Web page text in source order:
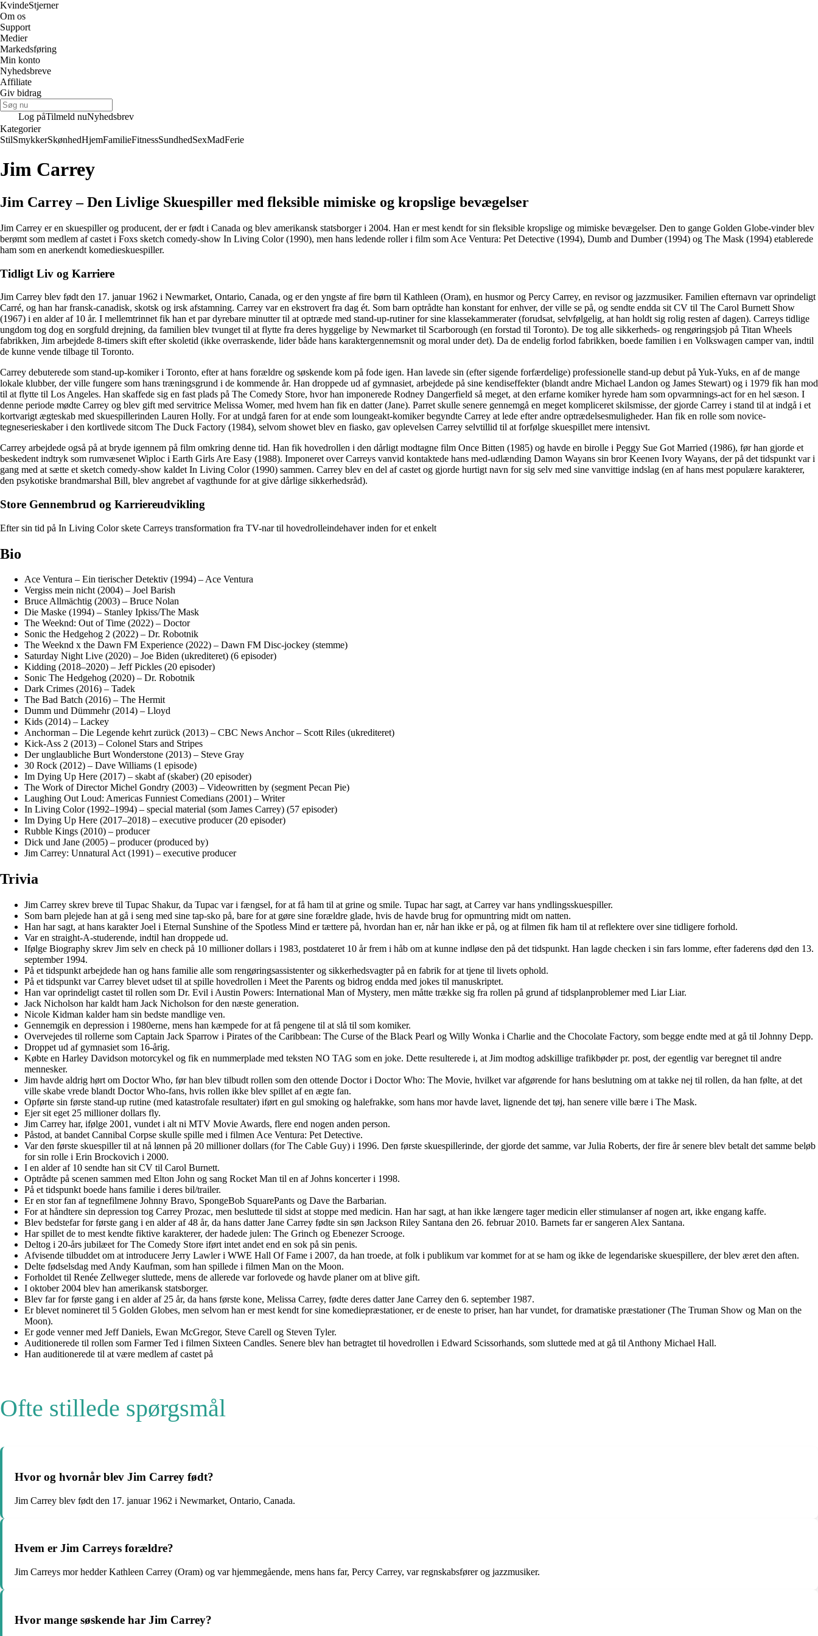
KvindeStjerner
Om os
Support
Medier
Markedsføring
Min konto
Nyhedsbreve
Affiliate
Giv bidrag
Log påTilmeld nuNyhedsbrev
Kategorier
StilSmykkerSkønhedHjemFamilieFitnessSundhedSexMadFerie
Jim Carrey
Jim Carrey – Den Livlige Skuespiller med fleksible mimiske og kropslige bevægelser
Jim Carrey er en skuespiller og producent, der er født i Canada og blev amerikansk statsborger i 2004. Han er mest kendt for sin fleksible kropslige og mimiske bevægelser. Den to gange Golden Globe-vinder blev
berømt som medlem af castet i Foxs sketch comedy-show In Living Color (1990), men hans ledende roller i film som Ace Ventura: Pet Detective (1994), Dumb and Dumber (1994) og The Mask (1994) etablerede
ham som en anerkendt komedieskuespiller.
Tidligt Liv og Karriere
Jim Carrey blev født den 17. januar 1962 i Newmarket, Ontario, Canada, og er den yngste af fire børn til Kathleen (Oram), en husmor og Percy Carrey, en revisor og jazzmusiker. Familien efternavn var oprindeligt
Carré, og han har fransk-canadisk, skotsk og irsk afstamning. Carrey var en ekstrovert fra dag ét. Som barn optrådte han konstant for enhver, der ville se på, og sendte endda sit CV til The Carol Burnett Show
(1967) i en alder af 10 år. I mellemtrinnet fik han et par dyrebare minutter til at optræde med stand-up-rutiner for sine klassekammerater (forudsat, selvfølgelig, at han holdt sig rolig resten af dagen). Carreys tidlige
ungdom tog dog en sorgfuld drejning, da familien blev tvunget til at flytte fra deres hyggelige by Newmarket til Scarborough (en forstad til Toronto). De tog alle sikkerheds- og rengøringsjob på Titan Wheels
fabrikken, Jim arbejdede 8-timers skift efter skoletid (ikke overraskende, lider både hans karaktergennemsnit og moral under det). Da de endelig forlod fabrikken, boede familien i en Volkswagen camper van, indtil
de kunne vende tilbage til Toronto.
Carrey debuterede som stand-up-komiker i Toronto, efter at hans forældre og søskende kom på fode igen. Han lavede sin (efter sigende forfærdelige) professionelle stand-up debut på Yuk-Yuks, en af de mange
lokale klubber, der ville fungere som hans træningsgrund i de kommende år. Han droppede ud af gymnasiet, arbejdede på sine kendiseffekter (blandt andre Michael Landon og James Stewart) og i 1979 fik han mod
til at flytte til Los Angeles. Han skaffede sig en fast plads på The Comedy Store, hvor han imponerede Rodney Dangerfield så meget, at den erfarne komiker hyrede ham som opvarmnings-act for en hel sæson. I
denne periode mødte Carrey og blev gift med servitrice Melissa Womer, med hvem han fik en datter (Jane). Parret skulle senere gennemgå en meget kompliceret skilsmisse, der gjorde Carrey i stand til at indgå i et
kortvarigt ægteskab med skuespillerinden Lauren Holly. For at undgå faren for at ende som loungeakt-komiker begyndte Carrey at lede efter andre optrædelsesmuligheder. Han fik en rolle som novice-
tegneserieskaber i den kortlivede sitcom The Duck Factory (1984), selvom showet blev en fiasko, gav oplevelsen Carrey selvtillid til at forfølge skuespillet mere intensivt.
Carrey arbejdede også på at bryde igennem på film omkring denne tid. Han fik hovedrollen i den dårligt modtagne film Once Bitten (1985) og havde en birolle i Peggy Sue Got Married (1986), før han gjorde et
beskedent indtryk som rumvæsenet Wiploc i Earth Girls Are Easy (1988). Imponeret over Carreys vanvid kontaktede hans med-udlænding Damon Wayans sin bror Keenen Ivory Wayans, der på det tidspunkt var i
gang med at sætte et sketch comedy-show kaldet In Living Color (1990) sammen. Carrey blev en del af castet og gjorde hurtigt navn for sig selv med sine vanvittige indslag (en af hans mest populære karakterer,
den psykotiske brandmarshal Bill, blev angrebet af vagthunde for at give dårlige sikkerhedsråd).
Store Gennembrud og Karriereudvikling
Efter sin tid på In Living Color skete Carreys transformation fra TV-nar til hovedrolleindehaver inden for et enkelt
Bio
Ace Ventura – Ein tierischer Detektiv (1994) – Ace Ventura
Vergiss mein nicht (2004) – Joel Barish
Bruce Allmächtig (2003) – Bruce Nolan
Die Maske (1994) – Stanley Ipkiss/The Mask
The Weeknd: Out of Time (2022) – Doctor
Sonic the Hedgehog 2 (2022) – Dr. Robotnik
The Weeknd x the Dawn FM Experience (2022) – Dawn FM Disc-jockey (stemme)
Saturday Night Live (2020) – Joe Biden (ukrediteret) (6 episoder)
Kidding (2018–2020) – Jeff Pickles (20 episoder)
Sonic The Hedgehog (2020) – Dr. Robotnik
Dark Crimes (2016) – Tadek
The Bad Batch (2016) – The Hermit
Dumm und Dümmehr (2014) – Lloyd
Kids (2014) – Lackey
Anchorman – Die Legende kehrt zurück (2013) – CBC News Anchor – Scott Riles (ukrediteret)
Kick-Ass 2 (2013) – Colonel Stars and Stripes
Der unglaubliche Burt Wonderstone (2013) – Steve Gray
30 Rock (2012) – Dave Williams (1 episode)
Im Dying Up Here (2017) – skabt af (skaber) (20 episoder)
The Work of Director Michel Gondry (2003) – Videowritten by (segment Pecan Pie)
Laughing Out Loud: Americas Funniest Comedians (2001) – Writer
In Living Color (1992–1994) – special material (som James Carrey) (57 episoder)
Im Dying Up Here (2017–2018) – executive producer (20 episoder)
Rubble Kings (2010) – producer
Dick und Jane (2005) – producer (produced by)
Jim Carrey: Unnatural Act (1991) – executive producer
Trivia
Jim Carrey skrev breve til Tupac Shakur, da Tupac var i fængsel, for at få ham til at grine og smile. Tupac har sagt, at Carrey var hans yndlingsskuespiller.
Som barn plejede han at gå i seng med sine tap-sko på, bare for at gøre sine forældre glade, hvis de havde brug for opmuntring midt om natten.
Han har sagt, at hans karakter Joel i Eternal Sunshine of the Spotless Mind er tættere på, hvordan han er, når han ikke er på, og at filmen fik ham til at reflektere over sine tidligere forhold.
Var en straight-A-studerende, indtil han droppede ud.
Ifølge Biography skrev Jim selv en check på 10 millioner dollars i 1983, postdateret 10 år frem i håb om at kunne indløse den på det tidspunkt. Han lagde checken i sin fars lomme, efter faderens død den 13.
september 1994.
På et tidspunkt arbejdede han og hans familie alle som rengøringsassistenter og sikkerhedsvagter på en fabrik for at tjene til livets ophold.
På et tidspunkt var Carrey blevet udset til at spille hovedrollen i Meet the Parents og bidrog endda med jokes til manuskriptet.
Han var oprindeligt castet til rollen som Dr. Evil i Austin Powers: International Man of Mystery, men måtte trække sig fra rollen på grund af tidsplanproblemer med Liar Liar.
Jack Nicholson har kaldt ham Jack Nicholson for den næste generation.
Nicole Kidman kalder ham sin bedste mandlige ven.
Gennemgik en depression i 1980erne, mens han kæmpede for at få pengene til at slå til som komiker.
Overvejedes til rollerne som Captain Jack Sparrow i Pirates of the Caribbean: The Curse of the Black Pearl og Willy Wonka i Charlie and the Chocolate Factory, som begge endte med at gå til Johnny Depp.
Droppet ud af gymnasiet som 16-årig.
Købte en Harley Davidson motorcykel og fik en nummerplade med teksten NO TAG som en joke. Dette resulterede i, at Jim modtog adskillige trafikbøder pr. post, der egentlig var beregnet til andre
mennesker.
Jim havde aldrig hørt om Doctor Who, før han blev tilbudt rollen som den ottende Doctor i Doctor Who: The Movie, hvilket var afgørende for hans beslutning om at takke nej til rollen, da han følte, at det
ville skabe vrede blandt Doctor Who-fans, hvis rollen ikke blev spillet af en ægte fan.
Opførte sin første stand-up rutine (med katastrofale resultater) iført en gul smoking og halefrakke, som hans mor havde lavet, lignende det tøj, han senere ville bære i The Mask.
Ejer sit eget 25 millioner dollars fly.
Jim Carrey har, ifølge 2001, vundet i alt ni MTV Movie Awards, flere end nogen anden person.
Påstod, at bandet Cannibal Corpse skulle spille med i filmen Ace Ventura: Pet Detective.
Var den første skuespiller til at nå lønnen på 20 millioner dollars (for The Cable Guy) i 1996. Den første skuespillerinde, der gjorde det samme, var Julia Roberts, der fire år senere blev betalt det samme beløb
for sin rolle i Erin Brockovich i 2000.
I en alder af 10 sendte han sit CV til Carol Burnett.
Optrådte på scenen sammen med Elton John og sang Rocket Man til en af Johns koncerter i 1998.
På et tidspunkt boede hans familie i deres bil/trailer.
Er en stor fan af tegnefilmene Johnny Bravo, SpongeBob SquarePants og Dave the Barbarian.
For at håndtere sin depression tog Carrey Prozac, men besluttede til sidst at stoppe med medicin. Han har sagt, at han ikke længere tager medicin eller stimulanser af nogen art, ikke engang kaffe.
Blev bedstefar for første gang i en alder af 48 år, da hans datter Jane Carrey fødte sin søn Jackson Riley Santana den 26. februar 2010. Barnets far er sangeren Alex Santana.
Har spillet de to mest kendte fiktive karakterer, der hadede julen: The Grinch og Ebenezer Scrooge.
Deltog i 20-års jubilæet for The Comedy Store iført intet andet end en sok på sin penis.
Afvisende tilbuddet om at introducere Jerry Lawler i WWE Hall Of Fame i 2007, da han troede, at folk i publikum var kommet for at se ham og ikke de legendariske skuespillere, der blev æret den aften.
Delte fødselsdag med Andy Kaufman, som han spillede i filmen Man on the Moon.
Forholdet til Renée Zellweger sluttede, mens de allerede var forlovede og havde planer om at blive gift.
I oktober 2004 blev han amerikansk statsborger.
Blev far for første gang i en alder af 25 år, da hans første kone, Melissa Carrey, fødte deres datter Jane Carrey den 6. september 1987.
Er blevet nomineret til 5 Golden Globes, men selvom han er mest kendt for sine komediepræstationer, er de eneste to priser, han har vundet, for dramatiske præstationer (The Truman Show og Man on the
Moon).
Er gode venner med Jeff Daniels, Ewan McGregor, Steve Carell og Steven Tyler.
Auditionerede til rollen som Farmer Ted i filmen Sixteen Candles. Senere blev han betragtet til hovedrollen i Edward Scissorhands, som sluttede med at gå til Anthony Michael Hall.
Han auditionerede til at være medlem af castet på
Ofte stillede spørgsmål
Hvor og hvornår blev Jim Carrey født?
Jim Carrey blev født den 17. januar 1962 i Newmarket, Ontario, Canada.
Hvem er Jim Carreys forældre?
Jim Carreys mor hedder Kathleen Carrey (Oram) og var hjemmegående, mens hans far, Percy Carrey, var regnskabsfører og jazzmusiker.
Hvor mange søskende har Jim Carrey?